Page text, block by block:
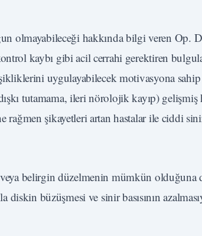
olmayabileceği hakkında bilgi veren Op.
kaybı gibi acil cerrahi gerektiren
uygulayabilecek motivasyona
tutamama, ileri nörolojik kayıp) gelişmiş
şikayetleri artan hastalar ile ciddi
belirgin düzelmenin mümkün
büzüşmesi ve sinir basısının